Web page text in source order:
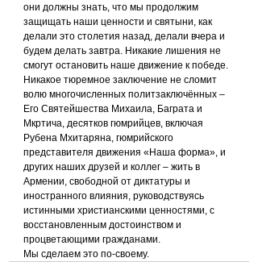
они должны знать, что мы продолжим
защищать наши ценности и святыни, как
делали это столетия назад, делали вчера и
будем делать завтра. Никакие лишения не
смогут остановить наше движение к победе.
Никакое тюремное заключение не сломит
волю многочисленных политзаключённых –
Его Святейшества Михаила, Баграта и
Мкртича, десятков гюмрийцев, включая
Рубена Мхитаряна, гюмрийского
представителя движения «Наша форма», и
других наших друзей и коллег – жить в
Армении, свободной от диктатуры и
иностранного влияния, руководствуясь
истинными христианскими ценностями, с
восстановленным достоинством и
процветающими гражданами.
Мы сделаем это по-своему.